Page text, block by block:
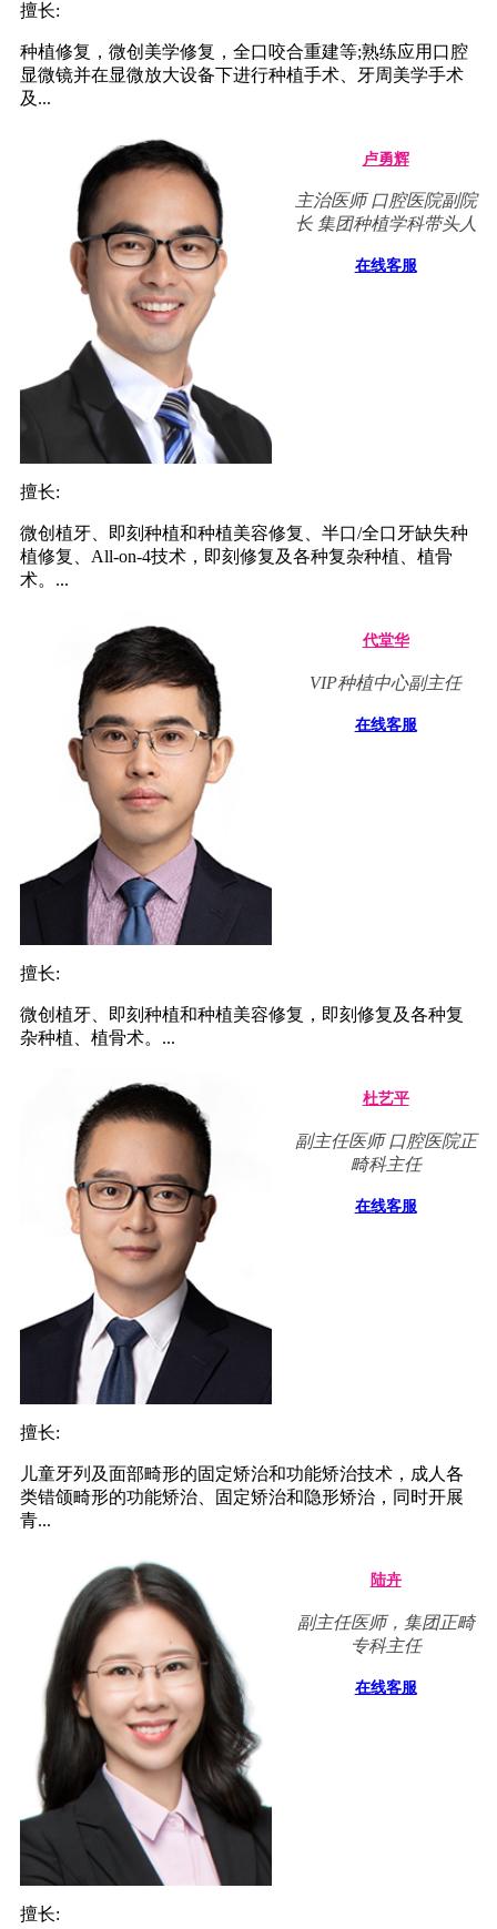
擅长:
种植修复，微创美学修复，全口咬合重建等;熟练应用口腔
显微镜并在显微放大设备下进行种植手术、牙周美学手术
及...
卢勇辉
主治医师 口腔医院副院
长 集团种植学科带头人
在线客服
擅长:
微创植牙、即刻种植和种植美容修复、半口/全口牙缺失种
植修复、All-on-4技术，即刻修复及各种复杂种植、植骨
术。...
代堂华
VIP种植中心副主任
在线客服
擅长:
微创植牙、即刻种植和种植美容修复，即刻修复及各种复
杂种植、植骨术。...
杜艺平
副主任医师 口腔医院正
畸科主任
在线客服
擅长:
儿童牙列及面部畸形的固定矫治和功能矫治技术，成人各
类错颌畸形的功能矫治、固定矫治和隐形矫治，同时开展
青...
陆卉
副主任医师，集团正畸
专科主任
在线客服
擅长: